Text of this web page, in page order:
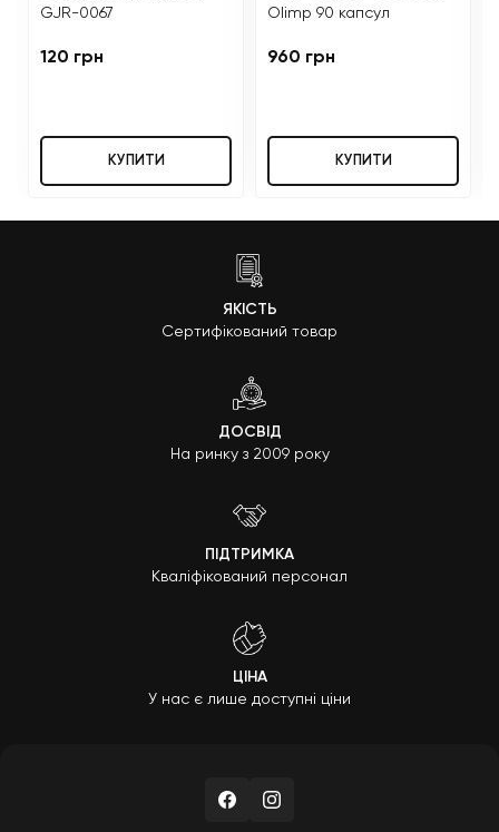
GJR-0067
120 грн
КУПИТИ
Olimp 90 капсул
960 грн
КУПИТИ
ЯКІСТЬ
Сертифікований товар
ДОСВІД
На ринку з 2009 року
ПІДТРИМКА
Кваліфікований персонал
ЦІНА
У нас є лише доступні ціни